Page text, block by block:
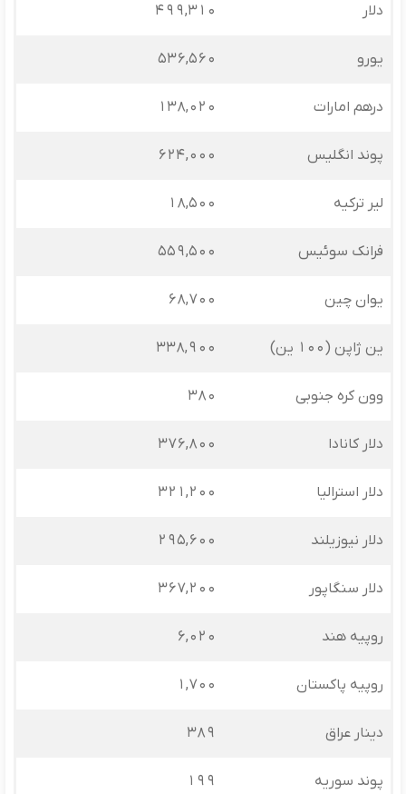
دلار 499,310
یورو 536,560
درهم امارات 138,020
پوند انگلیس 624,000
لیر ترکیه 18,500
فرانک سوئیس 559,500
یوان چین 68,700
ین ژاپن (100 ین) 338,900
وون کره جنوبی 380
دلار کانادا 376,800
دلار استرالیا 321,200
دلار نیوزیلند 295,600
دلار سنگاپور 367,200
روپیه هند 6,020
روپیه پاکستان 1,700
دینار عراق 389
پوند سوریه 199